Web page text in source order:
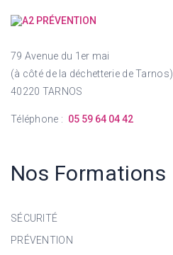
79 Avenue du 1er mai
(à côté de la déchetterie de Tarnos)
40220 TARNOS
Téléphone : 05 59 64 04 42
Nos Formations
SÉCURITÉ
PRÉVENTION